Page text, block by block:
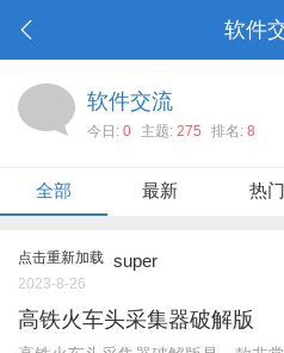
软件
软件交流
今日: 0 主题: 275 排名: 8
全部 最新 热门
点击重新加载 super
2023-8-26
高铁火车头采集器破解版